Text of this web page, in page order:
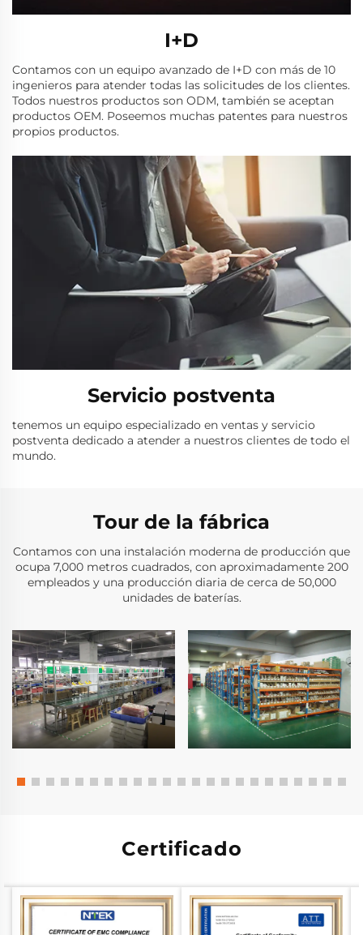
I+D
Contamos con un equipo avanzado de I+D con más de 10
ingenieros para atender todas las solicitudes de los clientes.
Todos nuestros productos son ODM, también se aceptan
productos OEM. Poseemos muchas patentes para nuestros
propios productos.
Servicio postventa
tenemos un equipo especializado en ventas y servicio
postventa dedicado a atender a nuestros clientes de todo el
mundo.
Tour de la fábrica
Contamos con una instalación moderna de producción que
ocupa 7,000 metros cuadrados, con aproximadamente 200
empleados y una producción diaria de cerca de 50,000
unidades de baterías.
Certificado